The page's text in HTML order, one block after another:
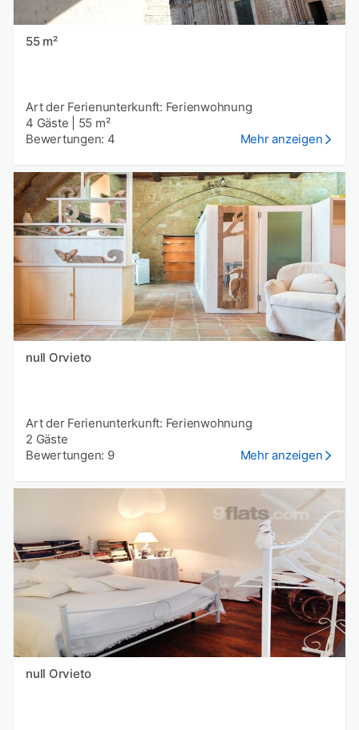
55 m²
Art der Ferienunterkunft: Ferienwohnung
4 Gäste
55 m²
Bewertungen: 4
Mehr anzeigen
null Orvieto
Art der Ferienunterkunft: Ferienwohnung
2 Gäste
Bewertungen: 9
Mehr anzeigen
null Orvieto